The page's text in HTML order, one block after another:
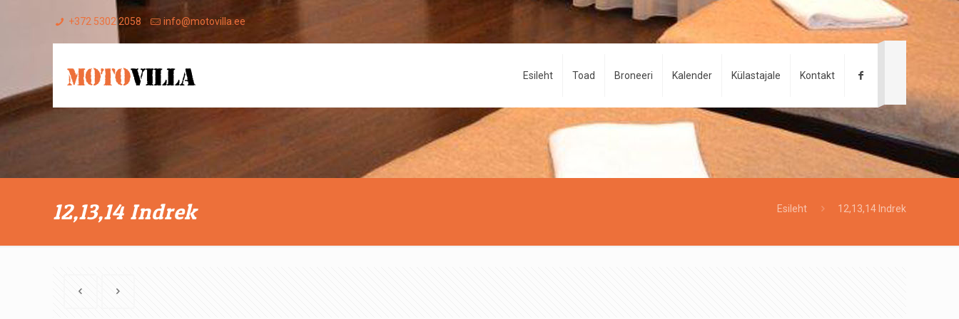
+372 5302 2058 info@motovilla.ee
Esileht Toad Broneeri Kalender Külastajale Kontakt
12,13,14 Indrek Esileht 12,13,14 Indrek